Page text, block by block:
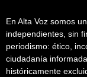
En Alta Voz somos
independientes, sin
periodismo: ético,
ciudadanía
históricamente